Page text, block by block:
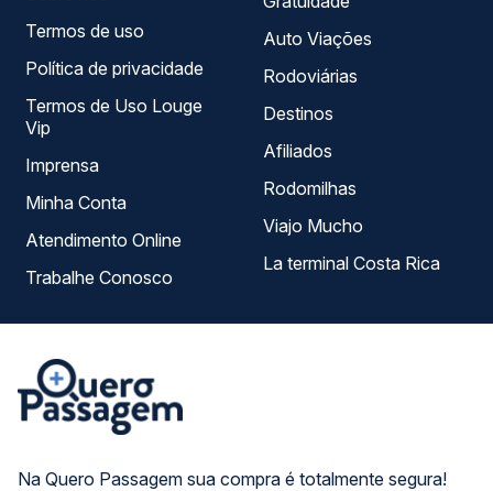
Na Quero Passagem sua compra é totalmente segura!
Termos de uso
Política de privacidade
Termos de Uso Louge
Vip
Imprensa
Minha Conta
Atendimento Online
Trabalhe Conosco
Auto Viações
Rodoviárias
Destinos
Afiliados
Rodomilhas
Viajo Mucho
La terminal Costa Rica